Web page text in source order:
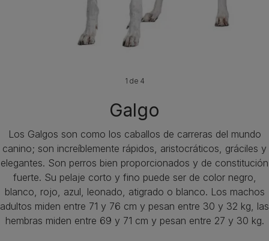
Galgo
Los Galgos son como los caballos de carreras del mundo
canino; son increíblemente rápidos, aristocráticos, gráciles y
elegantes. Son perros bien proporcionados y de constitución
fuerte. Su pelaje corto y fino puede ser de color negro,
blanco, rojo, azul, leonado, atigrado o blanco. Los machos
adultos miden entre 71 y 76 cm y pesan entre 30 y 32 kg, las
hembras miden entre 69 y 71 cm y pesan entre 27 y 30 kg.
1 de 4